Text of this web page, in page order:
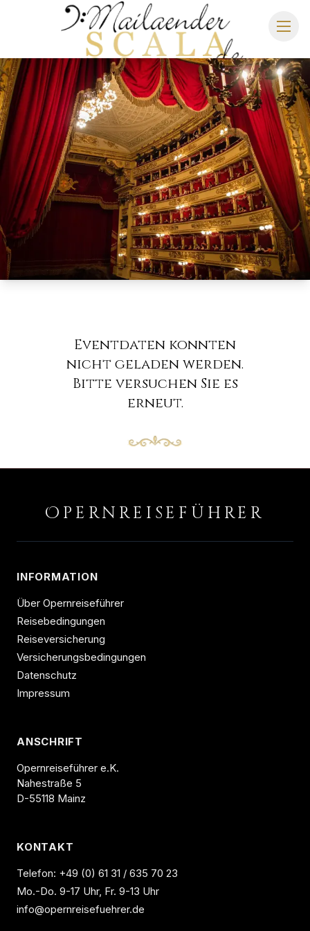
MAILÄNDER SCALA
SPIELPLAN 2026/2027
SITZPLAN HOTELS
Eventdaten konnten
nicht geladen werden.
Bitte versuchen Sie es
erneut.
O PERNREISEFÜHRER
INFORMATION
Über Opernreiseführer
Reisebedingungen
Reiseversicherung
Versicherungsbedingungen
Datenschutz
Impressum
ANSCHRIFT
Opernreiseführer e.K.
Nahestraße 5
D-55118 Mainz
KONTAKT
Telefon: +49 (0) 61 31 / 635 70 23
Mo.-Do. 9-17 Uhr, Fr. 9-13 Uhr
info@opernreisefuehrer.de